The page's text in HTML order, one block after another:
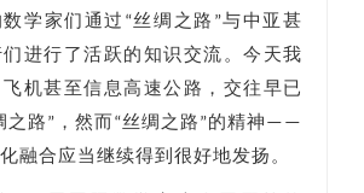
学家们通过“丝绸之路”与中亚甚
进行了活跃的知识交流。今天我
机甚至信息高速公路，交往早已
之路”，然而“丝绸之路”的精神——
融合应当继续得到很好地发扬。